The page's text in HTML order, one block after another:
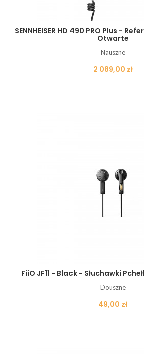
SENNHEISER HD 490 PRO Plus -
Otwarte
Nauszne
Cena
2 089,00 zł
FiiO JF11 - Black - Słuchawki
Douszne
Cena
49,00 zł